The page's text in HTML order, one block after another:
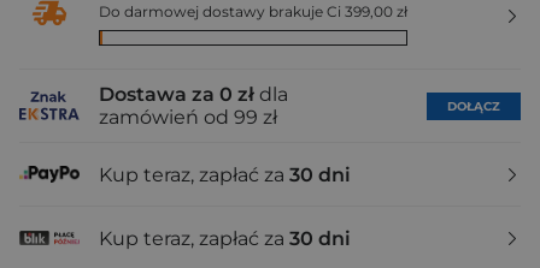
Do darmowej dostawy brakuje Ci 399,00 zł
Dostawa za 0 zł dla
zamówień od 99 zł
DOŁĄCZ
Kup teraz, zapłać za 30 dni
Kup teraz, zapłać za 30 dni